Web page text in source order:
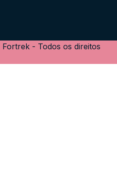
Fortrek - Todos os direitos